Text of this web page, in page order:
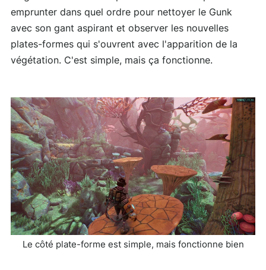
emprunter dans quel ordre pour nettoyer le Gunk
avec son gant aspirant et observer les nouvelles
plates-formes qui s'ouvrent avec l'apparition de la
végétation. C'est simple, mais ça fonctionne.
Le côté plate-forme est simple, mais fonctionne bien